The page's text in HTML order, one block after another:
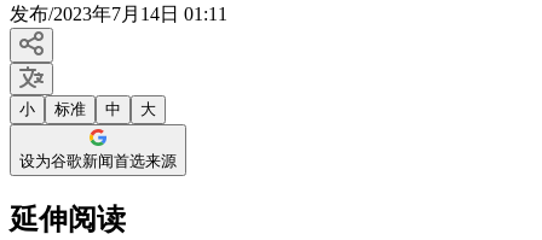
发布/2023年7月14日 01:11
小 标准 中 大
设为谷歌新闻首选来源
延伸阅读